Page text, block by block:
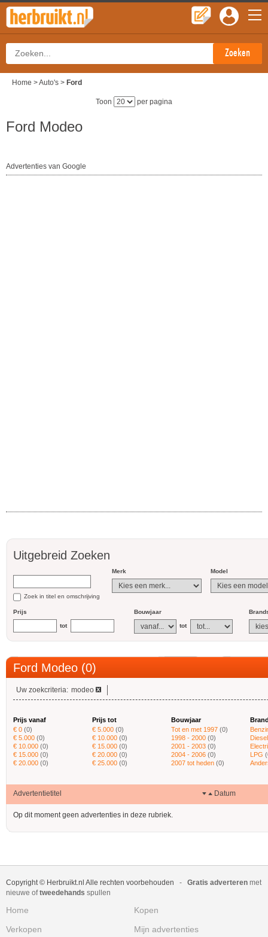
Home >Auto's > Ford
Toon per pagina
Ford Modeo
Advertenties van Google
Uitgebreid Zoeken
Zoek in titel en omschrijving
Merk Model
Prijs
tot
Bouwjaar
tot
Ford Modeo (0)
Uw zoekcriteria: modeo
Prijs vanaf
€ 0 (0)
€ 5.000 (0)
€ 10.000 (0)
€ 15.000 (0)
€ 20.000 (0)
Prijs tot
€ 5.000 (0)
€ 10.000 (0)
€ 15.000 (0)
€ 20.000 (0)
€ 25.000 (0)
Bouwjaar
Tot en met 1997 (0)
1998 - 2000 (0)
2001 - 2003 (0)
2004 - 2006 (0)
2007 tot heden (0)
Diesel
LPG
Advertentietitel Datum
Op dit moment geen advertenties in deze rubriek.
Copyright © Herbruikt.nl Alle rechten voorbehouden - Gratis adverteren met
nieuwe oftweedehands spullen
Home
Kopen
Verkopen
Mijn advertenties